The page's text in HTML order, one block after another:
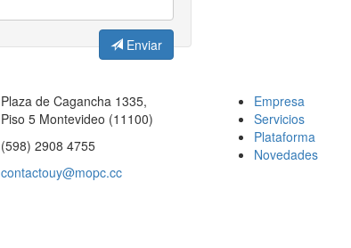
Enviar
Plaza de Cagancha 1335,
Piso 5 Montevideo (11100)
(598) 2908 4755
contactouy@mopc.cc
Empresa
Servicios
Plataforma
Novedades